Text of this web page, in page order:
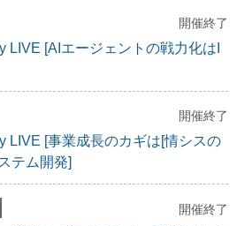
開催終了
LIVE [AIエージェントの戦力化はI
開催終了
LIVE [事業成長のカギは[情シスの
テム開発]
開催終了